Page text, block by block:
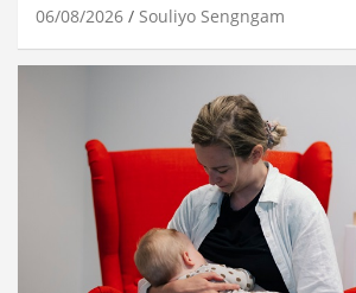
06/08/2026 Souliyo Sengngam